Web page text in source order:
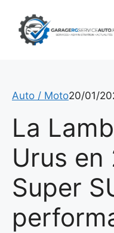
contenu
Auto / Moto20/01/
La
Urus en
Super